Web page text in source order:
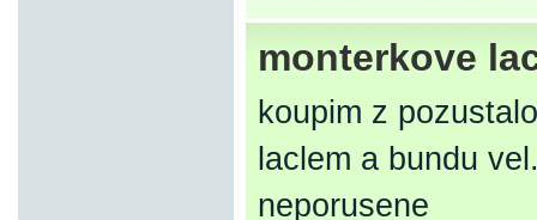
monterkove
koupim z
laclem a bundu
neporusene